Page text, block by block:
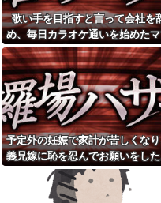
友達の家に遊びに行ったらア
ルバムに私の写真が飾ってあっ
た。しかも私が知らない写真
レストランで。夫婦「今日は
娘の誕生日なんです」店員
「少々お待ちください」→運ば
れてきた"あるもの"に思わず涙
がこぼれて…
何度もお金を貸してきたシン
ママ妹が、今度はランドセル代
と制服代まで要求してきた。そ
の裏事情を知って頭を抱えるこ
とに…
お前ら「日本も核武装汁！」
←１万発の核弾頭どこに
イーロン・マスク「中国のロ
歌い手を目指すと言って会社を
め、毎日カラオケ通いを始めた
友。嫌な予感は見事に当たって
い…
予定外の妊娠で家計が苦しくなり
義兄嫁に恥を忍んでお願いをした
その返事が予想外すぎて…